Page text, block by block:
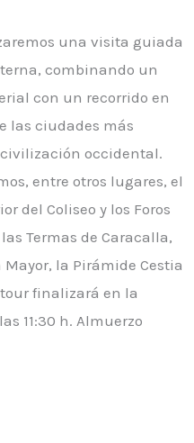
una visita guiada
combinando un
con un recorrido en
las ciudades más
occidental.
entre otros lugares, el
del Coliseo y los Foros
Termas de Caracalla,
la Pirámide Cestia
finalizará en la
11:30 h. Almuerzo